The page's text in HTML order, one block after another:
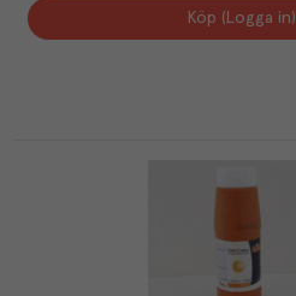
Köp (Logga in)